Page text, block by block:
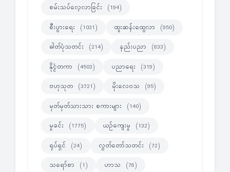
စမ်းသပ်လေ့လာခြင်း (194)
စီးပွားရေး (1031) ထူးဆန်းထွေလာ (950)
ဓါတ်ပုံသတင်း (214) နည်းပညာ (833)
နိုင္ငံတကာ (4503) ပညာရေး (319)
ဗဟုသုတ (3721) မိုးလေဝသ (95)
မှတ်မှတ်သားသား စကားများ (140)
မှုခင်း (1775) ယဉ်ကျေးမှု (132)
ရုပ်ရှင် (24) လွတ်တော်သတင်း (72)
သရော်စာ (1) ဟာသ (76)